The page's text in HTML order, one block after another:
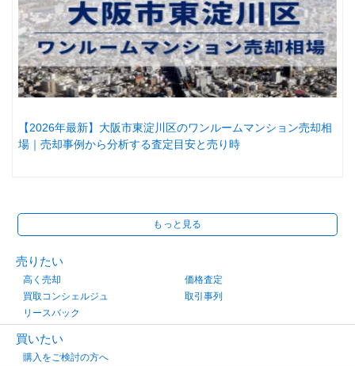
【2026年最新】大阪市東淀川区のワンルームマンション売却相
場｜売却事例から分析する査定目安と売り時
もっと見る
売りたい
高く売却
価格査定
買取コンシェルジュ
取引事列
リースバック
買いたい
購入をご検討の方へ